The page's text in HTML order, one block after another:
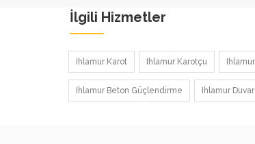
İlgili Hizmetler
Ihlamur Karot Ihlamur Karotçu
Ihlamur Beton Güçlendirme Ihlamur Duvar